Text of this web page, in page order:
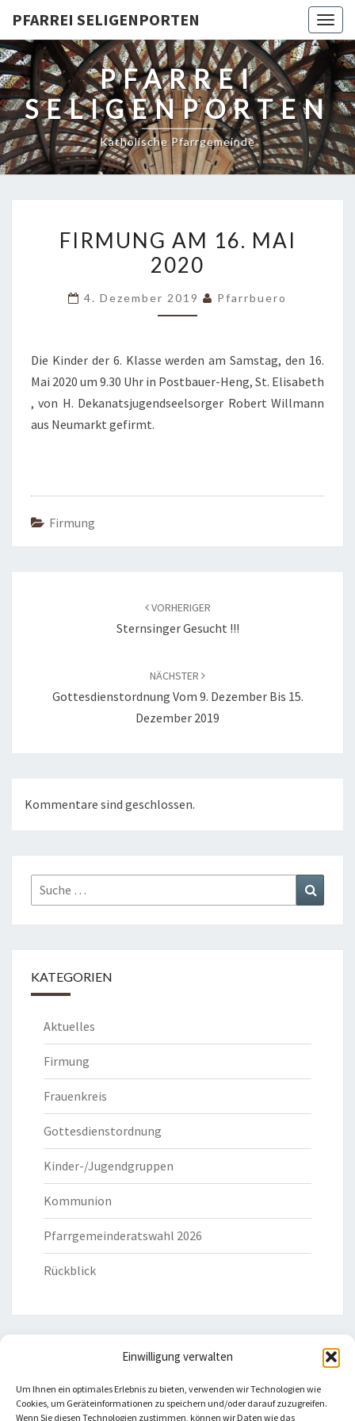
Einwilligung verwalten
Um Ihnen ein optimales Erlebnis zu bieten, verwenden wir Technologien wie
Cookies, um Geräteinformationen zu speichern und/oder darauf zuzugreifen.
Wenn Sie diesen Technologien zustimmen, können wir Daten wie das
PFARREI SELIGENPORTEN
PFARREI
SELIGENPORTEN
Katholische Pfarrgemeinde
AM
16.
2020
FIRMUNG AM 16. MAI
2020
4. Dezember 2019 Pfarrbuero
Die Kinder der 6. Klasse werden am Samstag, den 16.
Mai 2020 um 9.30 Uhr in Postbauer-Heng, St. Elisabeth
, von H. Dekanatsjugendseelsorger Robert Willmann
aus Neumarkt gefirmt.
Firmung
VORHERIGER
Sternsinger Gesucht !!!
NÄCHSTER
Gottesdienstordnung Vom 9. Dezember Bis 15.
Dezember 2019
Kommentare sind geschlossen.
Suche
nach:
KATEGORIEN
Aktuelles
Firmung
Frauenkreis
Gottesdienstordnung
Kinder-/Jugendgruppen
Kommunion
Pfarrgemeinderatswahl 2026
Rückblick
Bistum Eichstätt